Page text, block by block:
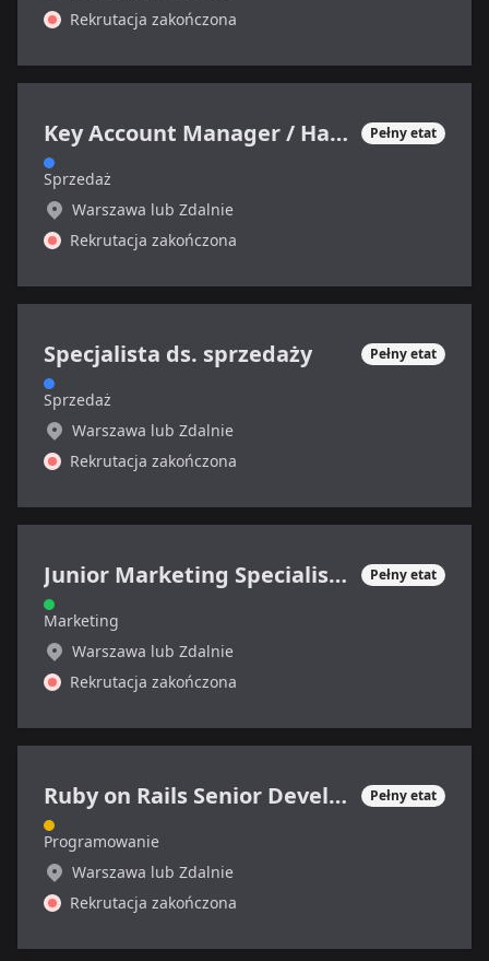
Rekrutacja zakończona
Key Account Manager / Handlowiec IT (ERP i CRM) Pełny etat
Sprzedaż
Warszawa lub Zdalnie
Rekrutacja zakończona
Specjalista ds. sprzedaży Pełny etat
Sprzedaż
Warszawa lub Zdalnie
Rekrutacja zakończona
Junior Marketing Specialist (sektor SAAS, B2B) Pełny etat
Marketing
Warszawa lub Zdalnie
Rekrutacja zakończona
Ruby on Rails Senior Developer Pełny etat
Programowanie
Warszawa lub Zdalnie
Rekrutacja zakończona